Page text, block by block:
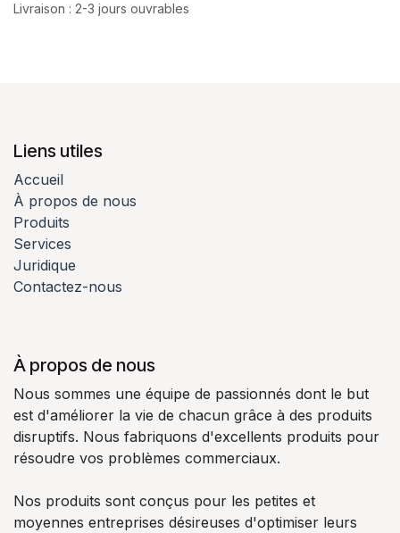
Livraison : 2-3 jours ouvrables
Liens utiles
Accueil
À propos de nous
Produits
Services
Juridique
Contactez-nous
À propos de nous
Nous sommes une équipe de passionnés dont le but
est d'améliorer la vie de chacun grâce à des produits
disruptifs. Nous fabriquons d'excellents produits pour
résoudre vos problèmes commerciaux.
Nos produits sont conçus pour les petites et
moyennes entreprises désireuses d'optimiser leurs